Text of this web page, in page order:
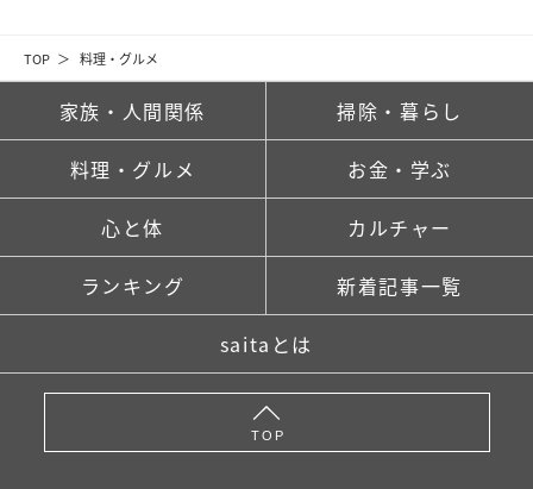
TOP 料理・グルメ
家族・人間関係 掃除・暮らし
料理・グルメ お金・学ぶ
心と体 カルチャー
ランキング 新着記事一覧
saitaとは
TOP